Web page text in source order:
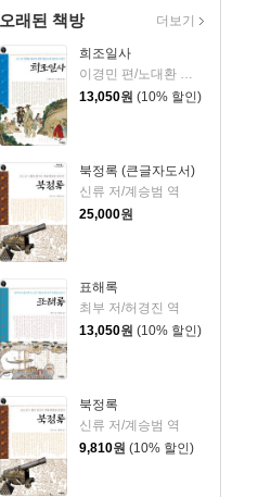
오래된 책방
희조일사
이경민 편/노대환 등역
13,050원 (10% 할인)
북정록 (큰글자도서)
신류 저/계승범 역
25,000원
표해록
최부 저/허경진 역
13,050원 (10% 할인)
북정록
신류 저/계승범 역
9,810원 (10% 할인)
더보기